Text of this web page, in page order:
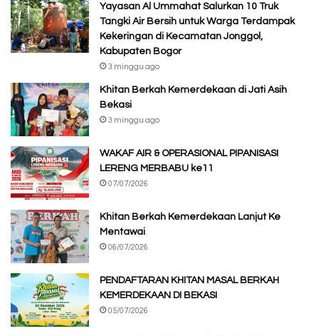
Yayasan Al Ummahat Salurkan 10 Truk
Tangki Air Bersih untuk Warga Terdampak
Kekeringan di Kecamatan Jonggol,
Kabupaten Bogor
3 minggu ago
Khitan Berkah Kemerdekaan di Jati Asih
Bekasi
3 minggu ago
WAKAF AIR & OPERASIONAL PIPANISASI
LERENG MERBABU ke11
07/07/2026
Khitan Berkah Kemerdekaan Lanjut Ke
Mentawai
06/07/2026
PENDAFTARAN KHITAN MASAL BERKAH
KEMERDEKAAN DI BEKASI
05/07/2026